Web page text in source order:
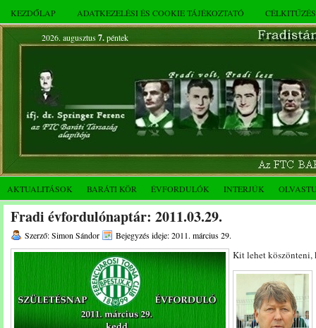
KEZDŐLAP ADATKEZELÉSI ÉS COOKIE TÁJÉKOZTATÓ
2026. augusztus 7.péntek
AKTUALITÁSOK BARÁTI KÖR ÉVFORDULÓK INTERJÚK
Fradi évfordulónaptár: 2011.03.29.
Szerző: Simon Sándor Bejegyzés ideje: 2011. március 29.
Kit lehet köszönteni,